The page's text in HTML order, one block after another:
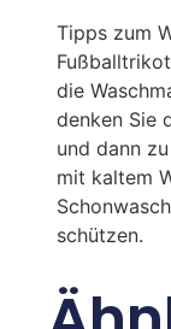
Tipps zum
die
denken Sie
und dann
mit kaltem
schützen.